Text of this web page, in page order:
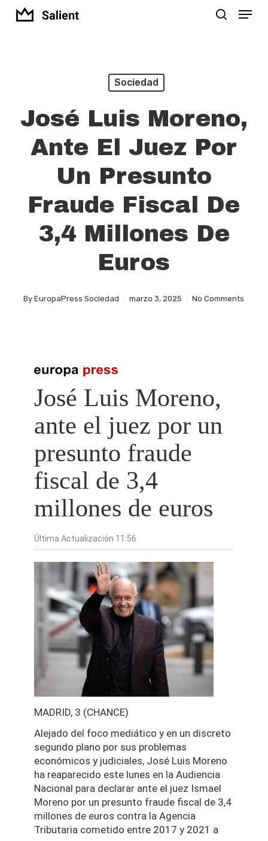
Skip
Menu
Sociedad
José Luis Moreno,
Ante El Juez Por
Un Presunto
Fraude Fiscal De
3,4 Millones De
Euros
By EuropaPress Sociedad marzo 3, 2025 No Comments